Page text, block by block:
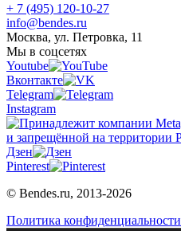
+ 7 (495) 120-10-27
info@bendes.ru
Москва, ул. Петровка, 11
Мы в соцсетях
Youtube
Вконтакте
Telegram
Instagram
Дзен
Pinterest
© Bendes.ru, 2013-2026
Политика конфиденциальности